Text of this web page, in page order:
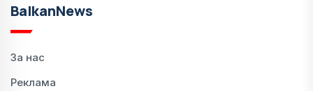
BalkanNews
За нас
Реклама